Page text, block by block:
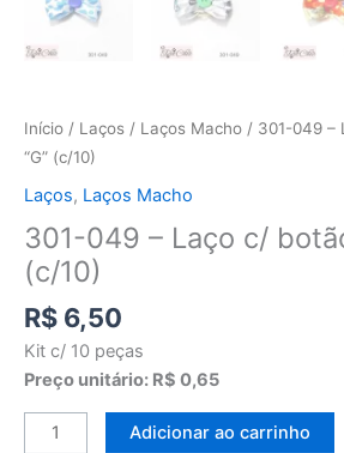
Início / Laços / Laços Macho / 301-049 –
“G” (c/10)
Laços, Laços Macho
301-049 – Laço c/
(c/10)
R$ 6,50
Kit c/ 10 peças
Preço unitário: R$ 0,65
Adicionar ao carrinho